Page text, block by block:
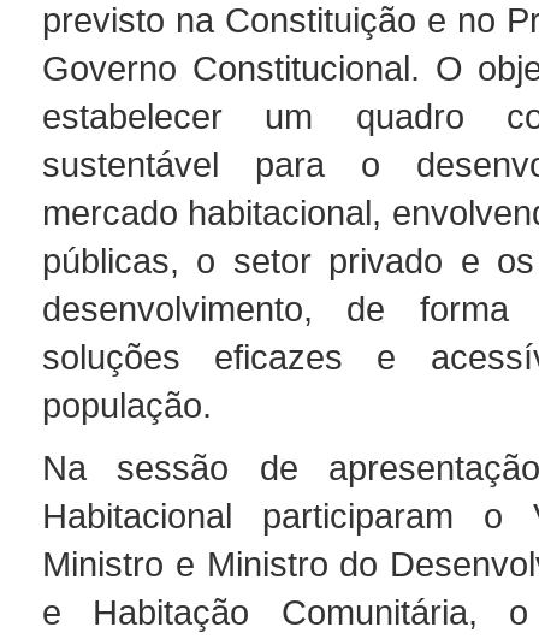
previsto na Constituição e no
Governo Constitucional. O
estabelecer um quadro
sustentável para o
mercado habitacional,
públicas, o setor privado e
desenvolvimento, de
soluções eficazes e
população.
Na sessão de
Habitacional participaram o
Ministro e Ministro do
e Habitação Comunitária,